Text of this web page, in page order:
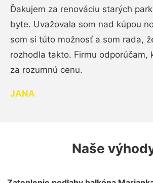
Ďakujem za renováciu starých
byte. Uvažovala som nad kúpou
som si túto možnosť a som rada,
rozhodla takto. Firmu odporúčam,
za rozumnú cenu.
JANA
Naše